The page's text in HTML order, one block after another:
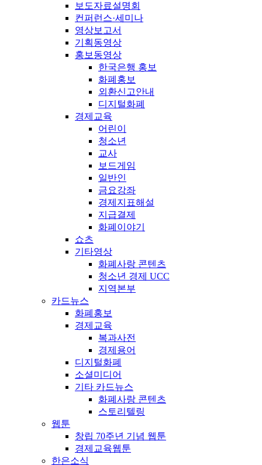
보도자료설명회
컨퍼런스·세미나
영상보고서
기획동영상
홍보동영상
한국은행 홍보
화폐홍보
외환신고안내
디지털화폐
경제교육
어린이
청소년
교사
보드게임
일반인
금요강좌
경제지표해설
지급결제
화폐이야기
쇼츠
기타영상
화폐사랑 콘텐츠
청소년 경제 UCC
지역본부
카드뉴스
화폐홍보
경제교육
복과사전
경제용어
디지털화폐
소셜미디어
기타 카드뉴스
화폐사랑 콘텐츠
스토리텔링
웹툰
창립 70주년 기념 웹툰
경제교육웹툰
한은소식